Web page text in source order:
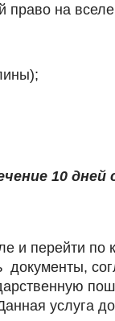
право на
10 дней
и перейти по
услуга